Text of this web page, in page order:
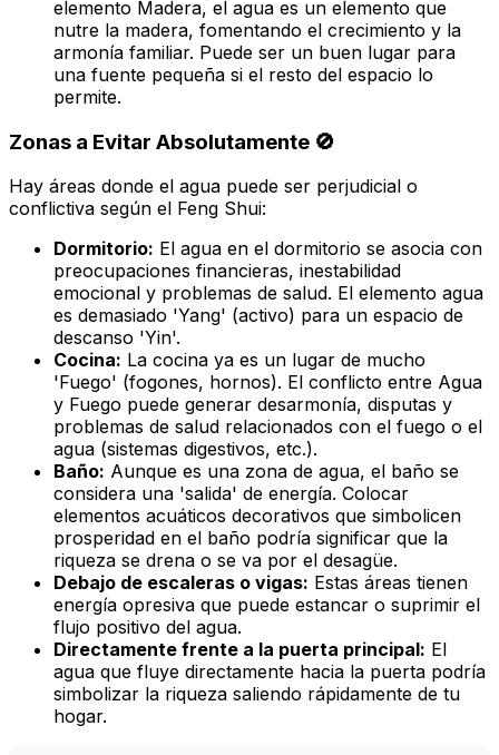
elemento Madera, el agua es un elemento que
nutre la madera, fomentando el crecimiento y la
armonía familiar. Puede ser un buen lugar para
una fuente pequeña si el resto del espacio lo
permite.
Zonas a Evitar Absolutamente 🚫
Hay áreas donde el agua puede ser perjudicial o
conflictiva según el Feng Shui:
Dormitorio: El agua en el dormitorio se asocia con
preocupaciones financieras, inestabilidad
emocional y problemas de salud. El elemento agua
es demasiado 'Yang' (activo) para un espacio de
descanso 'Yin'.
Cocina: La cocina ya es un lugar de mucho
'Fuego' (fogones, hornos). El conflicto entre Agua
y Fuego puede generar desarmonía, disputas y
problemas de salud relacionados con el fuego o el
agua (sistemas digestivos, etc.).
Baño: Aunque es una zona de agua, el baño se
considera una 'salida' de energía. Colocar
elementos acuáticos decorativos que simbolicen
prosperidad en el baño podría significar que la
riqueza se drena o se va por el desagüe.
Debajo de escaleras o vigas: Estas áreas tienen
energía opresiva que puede estancar o suprimir el
flujo positivo del agua.
Directamente frente a la puerta principal: El
agua que fluye directamente hacia la puerta podría
simbolizar la riqueza saliendo rápidamente de tu
hogar.